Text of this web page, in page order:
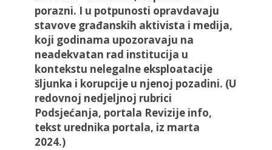
porazni. I u potpunosti opravdavaju
stavove građanskih aktivista i medija,
koji godinama upozoravaju na
neadekvatan rad institucija u
kontekstu nelegalne eksploatacije
šljunka i korupcije u njenoj pozadini. (U
redovnoj nedjeljnoj rubrici
Podsjećanja, portala Revizije info,
tekst urednika portala, iz marta
2024.)